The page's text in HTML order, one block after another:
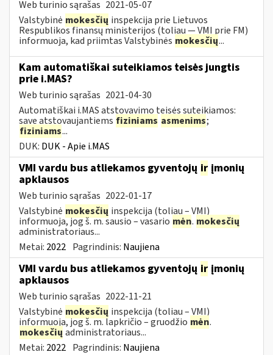
Web turinio sąrašas 2021-05-07
Valstybinė mokesčių inspekcija prie Lietuvos
Respublikos finansų ministerijos (toliau — VMI prie FM)
informuoja, kad priimtas Valstybinės mokesčių...
Kam automatiškai suteikiamos teisės jungtis
prie i.MAS?
Web turinio sąrašas 2021-04-30
Automatiškai i.MAS atstovavimo teisės suteikiamos:
save atstovaujantiems fiziniams asmenims;
fiziniams...
DUK: DUK - Apie i.MAS
VMI vardu bus atliekamos gyventojų ir įmonių
apklausos
Web turinio sąrašas 2022-01-17
Valstybinė mokesčių inspekcija (toliau – VMI)
informuoja, jog š. m. sausio – vasario mėn. mokesčių
administratoriaus...
Metai: 2022 Pagrindinis: Naujiena
VMI vardu bus atliekamos gyventojų ir įmonių
apklausos
Web turinio sąrašas 2022-11-21
Valstybinė mokesčių inspekcija (toliau – VMI)
informuoja, jog š. m. lapkričio – gruodžio mėn.
mokesčių administratoriaus...
Metai: 2022 Pagrindinis: Naujiena